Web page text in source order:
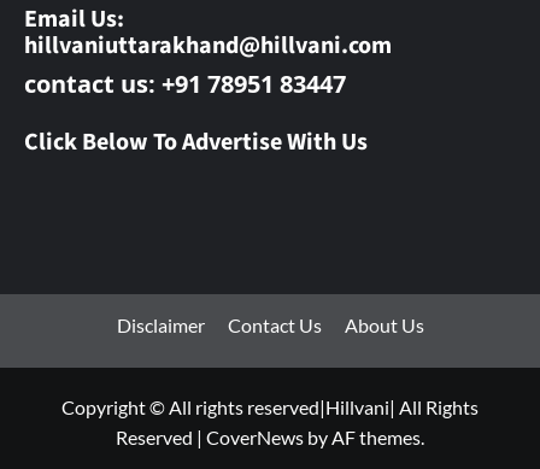
Email Us:
hillvaniuttarakhand@hillvani.com
contact us: +91 78951 83447
Click Below To Advertise With Us
Disclaimer Contact Us About Us
Copyright © All rights reserved|Hillvani| All Rights
Reserved | CoverNews by AF themes.